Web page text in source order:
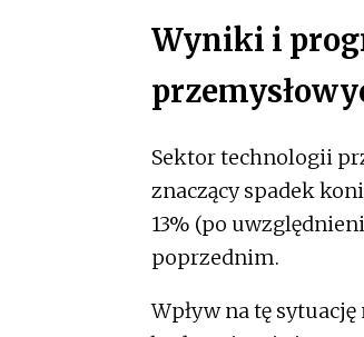
Wyniki i
Sektor technologii
znaczący spadek
13% (po
poprzednim.
Wpływ na tę